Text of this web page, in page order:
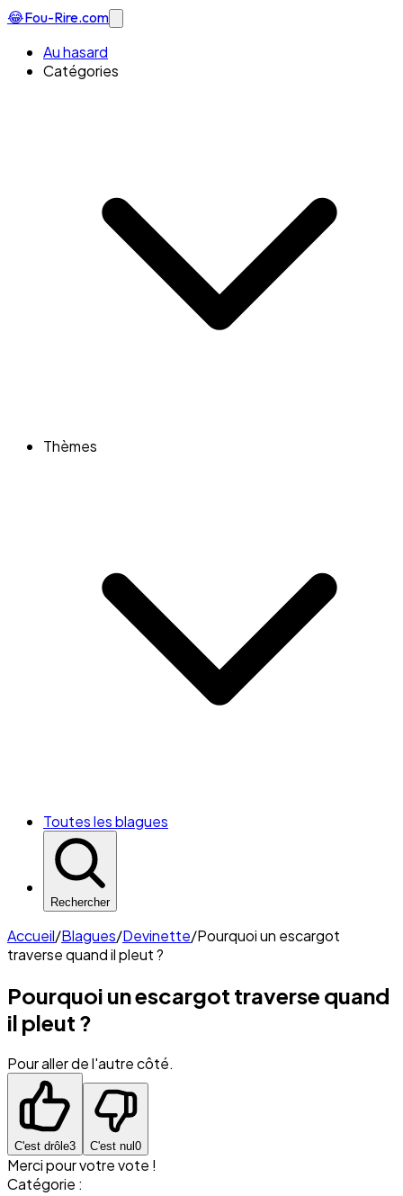
😂Fou-Rire.com
Au hasard
Catégories
Thèmes
Toutes les blagues
Rechercher
Accueil/Blagues/Devinette/Pourquoi un escargot
traverse quand il pleut ?
Pourquoi un escargot traverse quand
il pleut ?
Pour aller de l'autre côté.
C'est drôle3 C'est nul 0
Merci pour votre vote !
Catégorie :